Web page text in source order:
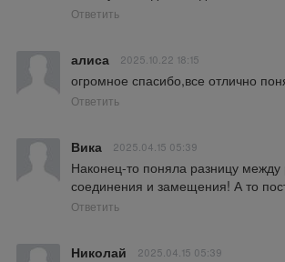
Ответить
алиса 2025.10.22 18:15
огромное спасибо,все отлично
Ответить
Вика 2025.04.15 05:39
Наконец-то поняла разницу
соединения и замещения! А то
Ответить
Николай 2025.04.15 05:39